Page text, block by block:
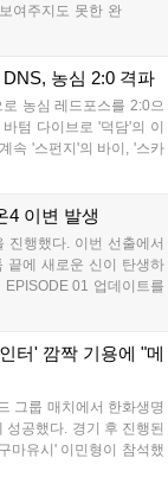
여주지도 못한 완
감독과 '리헨즈'
농심 2:0 격파
농심 레드포스를 2:0으
텀 다이브로 '덕담'의 이
속 '스펀지'의 바이, '스카
도권을 계속 잘 굴렸다.
4 이변 발생
진행했다. 이번 선출에서
끝에 새로운 신이 탄생하
01 업데이트를
추후 주신 및 절대신에
터' 깜짝 기용에 "메
그룹 매치에서 한화생명
공했다. 경기 후 진행된
마유시' 이민형이 참석했
에 승리해 기분이 좋고,